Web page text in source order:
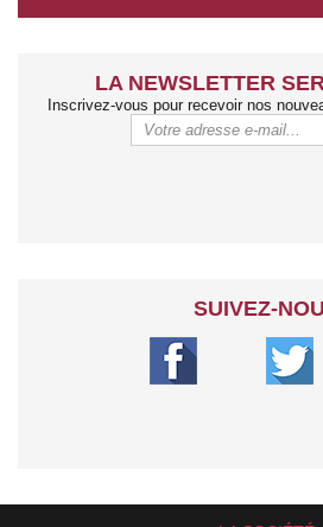
LA NEWSLETTER
Inscrivez-vous pour recevoir nos
SUIVEZ-